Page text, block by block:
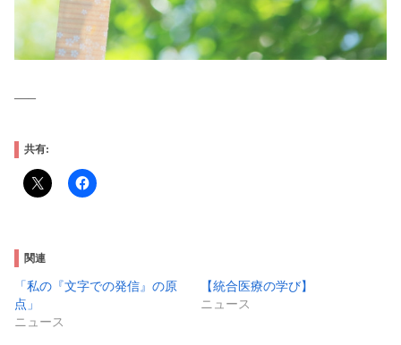
—–
共有:
関連
「私の『文字での発信』の原
点」
ニュース
【統合医療の学び】
ニュース